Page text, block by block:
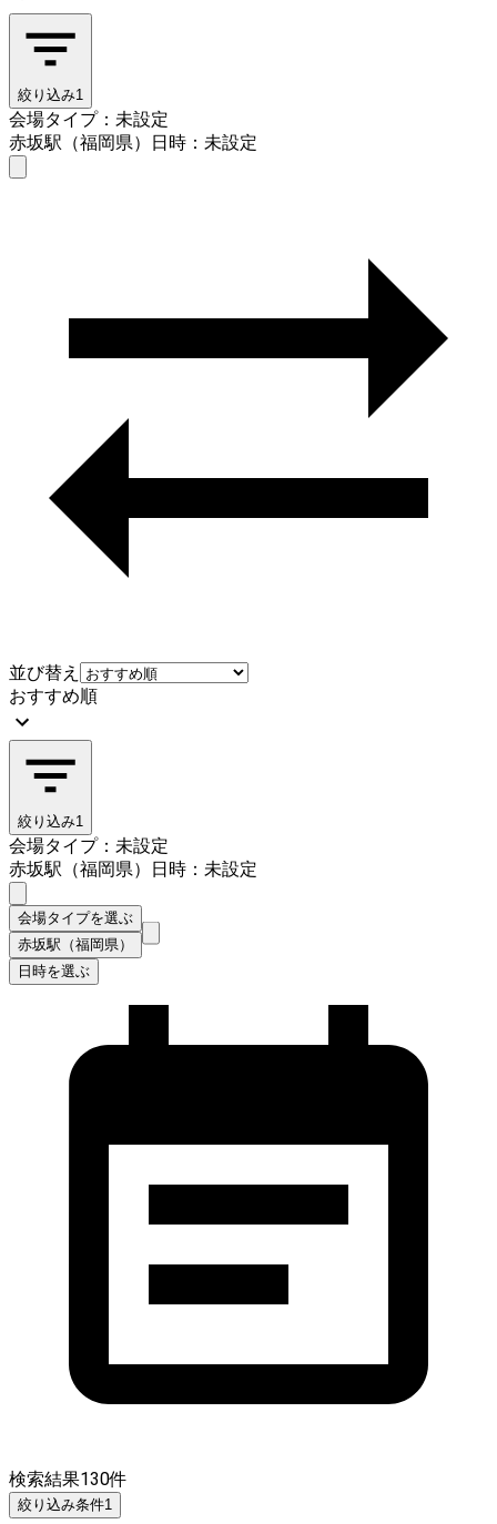
絞り込み1
会場タイプ：未設定
赤坂駅（福岡県）
日時：未設定
並び替え
おすすめ順
絞り込み1
会場タイプ：未設定
赤坂駅（福岡県）
日時：未設定
会場タイプを選ぶ
赤坂駅（福岡県）
日時を選ぶ
検索結果130件
絞り込み条件1